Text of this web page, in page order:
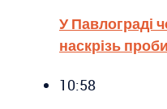
У Павлограді
наскрізь
10:58